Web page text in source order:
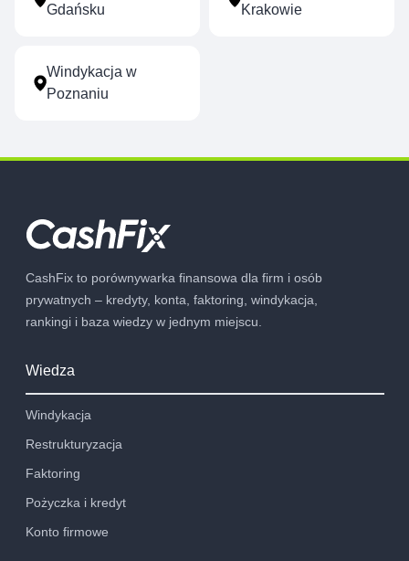
Gdańsku
Krakowie
Windykacja w
Poznaniu
CashFix to porównywarka finansowa dla firm i osób
prywatnych – kredyty, konta, faktoring, windykacja,
rankingi i baza wiedzy w jednym miejscu.
Wiedza
Windykacja
Restrukturyzacja
Faktoring
Pożyczka i kredyt
Konto firmowe